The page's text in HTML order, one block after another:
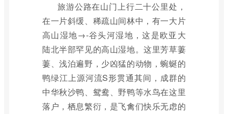
旅游公路在山门上行二十公里处，
在一片斜缓、稀疏山间林中，有一大片
高山湿地→-谷头河湿地，这是欧亚大
陆北半部罕见的高山湿地。这里芳草萋
萋、浅泊遍野，少凶猛的动物，蜿蜒的
鸭绿江上源河流S形贯通其间，成群的
中华秋沙鸭、鸳鸯、野鸭等水鸟在这里
落户，栖息繁衍，是飞禽们快乐无虑的